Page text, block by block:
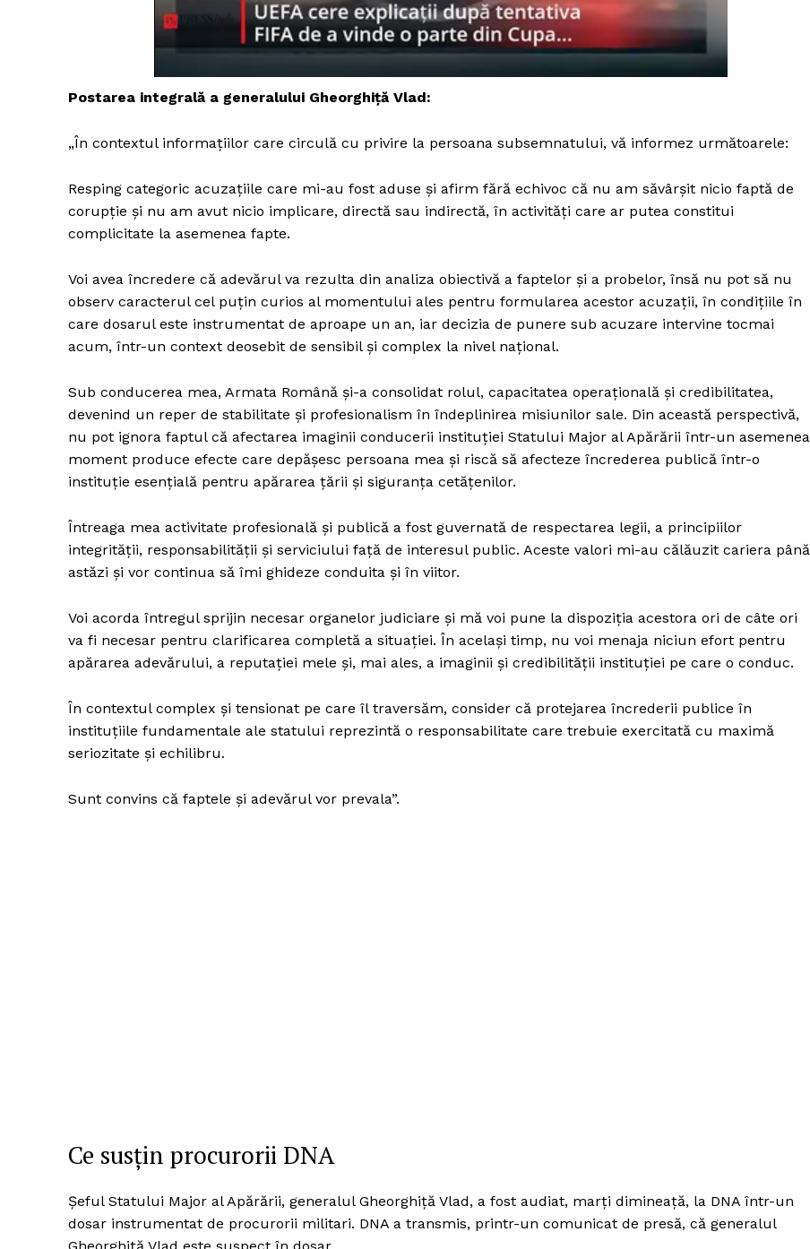
FREEDOM HOUSE
Despre noi / Echipa
Proiecte editoriale
Rețea
Postarea integrală a generalului Gheorghiță Vlad:
„În contextul informațiilor care circulă cu privire la persoana subsemnatului, vă informez următoarele:
Resping categoric acuzațiile care mi-au fost aduse și afirm fără echivoc că nu am săvârșit nicio faptă de
corupție și nu am avut nicio implicare, directă sau indirectă, în activități care ar putea constitui
complicitate la asemenea fapte.
Voi avea încredere că adevărul va rezulta din analiza obiectivă a faptelor și a probelor, însă nu pot să nu
observ caracterul cel puțin curios al momentului ales pentru formularea acestor acuzații, în condițiile în
care dosarul este instrumentat de aproape un an, iar decizia de punere sub acuzare intervine tocmai
acum, într-un context deosebit de sensibil și complex la nivel național.
Sub conducerea mea, Armata Română și-a consolidat rolul, capacitatea operațională și credibilitatea,
devenind un reper de stabilitate și profesionalism în îndeplinirea misiunilor sale. Din această perspectivă,
nu pot ignora faptul că afectarea imaginii conducerii instituției Statului Major al Apărării într-un asemenea
moment produce efecte care depășesc persoana mea și riscă să afecteze încrederea publică într-o
instituție esențială pentru apărarea țării și siguranța cetățenilor.
Întreaga mea activitate profesională și publică a fost guvernată de respectarea legii, a principiilor
integrității, responsabilității și serviciului față de interesul public. Aceste valori mi-au călăuzit cariera până
astăzi și vor continua să îmi ghideze conduita și în viitor.
Voi acorda întregul sprijin necesar organelor judiciare și mă voi pune la dispoziția acestora ori de câte ori
va fi necesar pentru clarificarea completă a situației. În același timp, nu voi menaja niciun efort pentru
apărarea adevărului, a reputației mele și, mai ales, a imaginii și credibilității instituției pe care o conduc.
În contextul complex și tensionat pe care îl traversăm, consider că protejarea încrederii publice în
instituțiile fundamentale ale statului reprezintă o responsabilitate care trebuie exercitată cu maximă
seriozitate și echilibru.
Sunt convins că faptele și adevărul vor prevala”.
Ce susțin procurorii DNA
Șeful Statului Major al Apărării, generalul Gheorghiță Vlad, a fost audiat, marți dimineață, la DNA într-un
dosar instrumentat de procurorii militari. DNA a transmis, printr-un comunicat de presă, că generalul
Gheorghiță Vlad este suspect în dosar.